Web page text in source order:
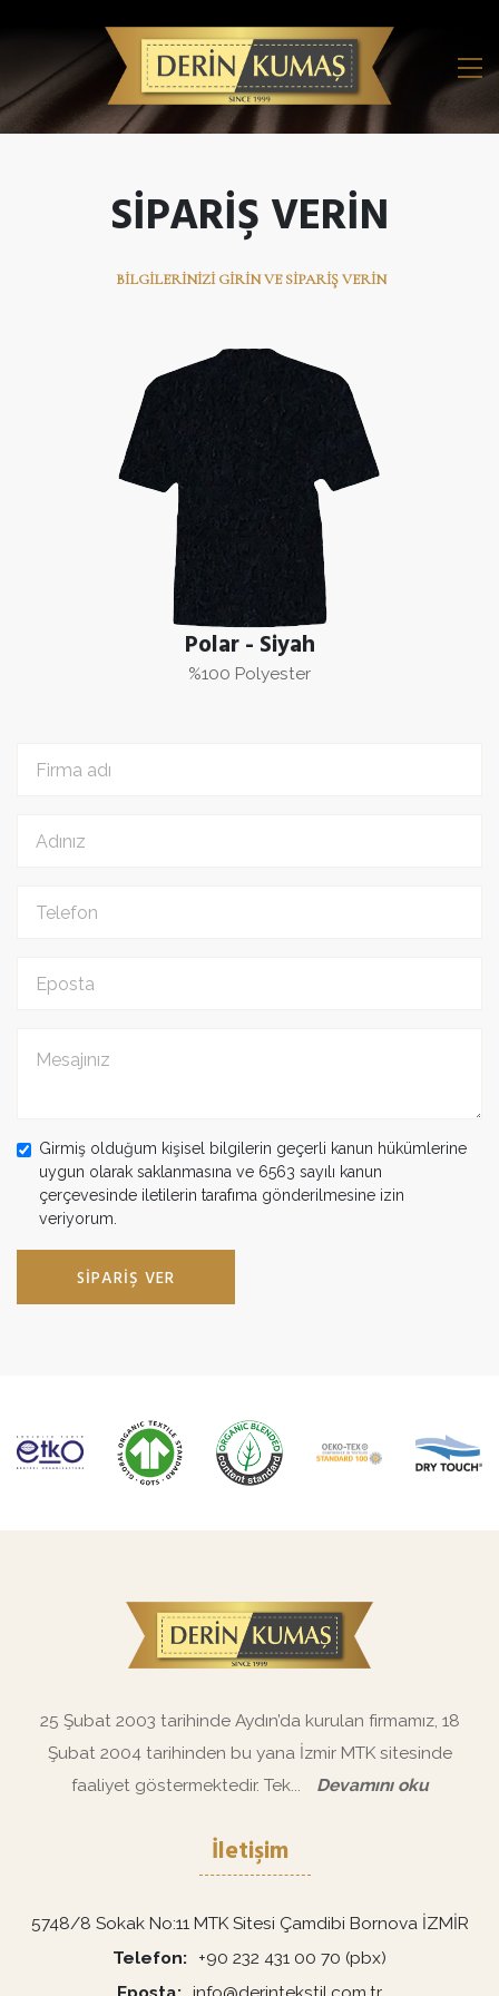
SIPARIŞ VERIN
BILGILERINIZI GIRIN VE SIPARIŞ VERIN
Polar - Siyah
%100 Polyester
Girmiş olduğum kişisel bilgilerin geçerli kanun hükümlerine
uygun olarak saklanmasına ve 6563 sayılı kanun
çerçevesinde iletilerin tarafıma gönderilmesine izin
veriyorum.
SIPARIŞ VER
25 Şubat 2003 tarihinde Aydın’da kurulan firmamız, 18
Şubat 2004 tarihinden bu yana İzmir MTK sitesinde
faaliyet göstermektedir. Tek...
Devamını oku
İletişim
5748/8 Sokak No:11 MTK Sitesi Çamdibi Bornova İZMİR
Telefon
+90 232 431 00 70 (pbx)